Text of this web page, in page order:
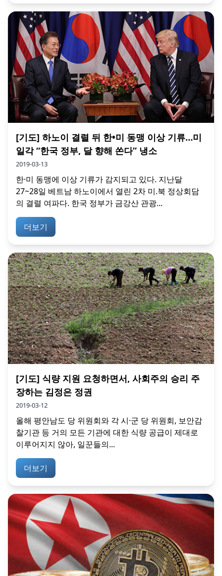
[기도] 하노이 결렬 뒤 한•미 동맹 이상 기류…미
일각 “한국 정부, 달 향해 쏜다” 냉소
2019-03-13
한·미 동맹에 이상 기류가 감지되고 있다. 지난달
27~28일 베트남 하노이에서 열린 2차 미.북 정상회담
의 결렬 여파다. 한국 정부가 금강산 관광...
더보기
[기도] 식량 지원 요청하면서, 사회주의 승리 주
장하는 김정은 정권
2019-03-12
올해 평안남도 당 위원회와 각 시·군 당 위원회, 보안감
찰기관 등 거의 모든 기관에 대한 식량 공급이 제대로
이루어지지 않아, 일꾼들의...
더보기